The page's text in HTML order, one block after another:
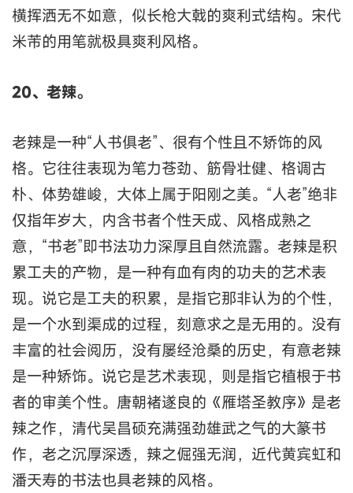
横挥洒无不如意，似长枪大戟的爽利式结构。宋代
米芾的用笔就极具爽利风格。
20、老辣。
老辣是一种“人书俱老”、很有个性且不矫饰的风
格。它往往表现为笔力苍劲、筋骨壮健、格调古
朴、体势雄峻，大体上属于阳刚之美。“人老”绝非
仅指年岁大，内含书者个性天成、风格成熟之
意，“书老”即书法功力深厚且自然流露。老辣是积
累工夫的产物，是一种有血有肉的功夫的艺术表
现。说它是工夫的积累，是指它那非认为的个性，
是一个水到渠成的过程，刻意求之是无用的。没有
丰富的社会阅历，没有屡经沧桑的历史，有意老辣
是一种矫饰。说它是艺术表现，则是指它植根于书
者的审美个性。唐朝褚遂良的《雁塔圣教序》是老
辣之作，清代吴昌硕充满强劲雄武之气的大篆书
作，老之沉厚深透，辣之倔强无润，近代黄宾虹和
潘天寿的书法也具老辣的风格。